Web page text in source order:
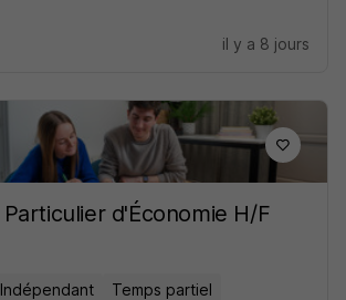
il y a 8 jours
d'Économie H/F
Indépendant
Temps partiel